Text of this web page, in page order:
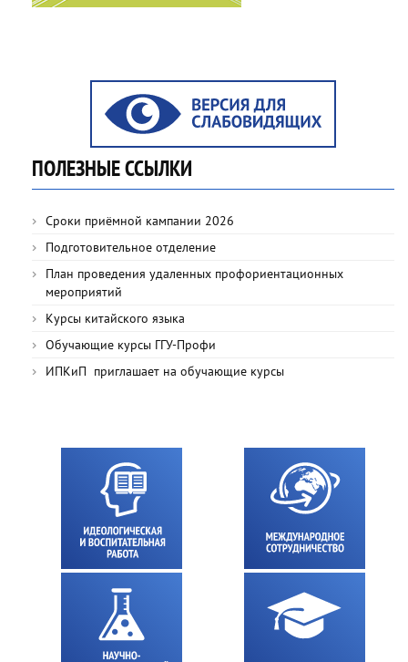
ПОЛЕЗНЫЕ ССЫЛКИ
Сроки приёмной кампании 2026
Подготовительное отделение
План проведения удаленных профориентационных
мероприятий
Курсы китайского языка
Обучающие курсы ГГУ-Профи
ИПКиП приглашает на обучающие курсы